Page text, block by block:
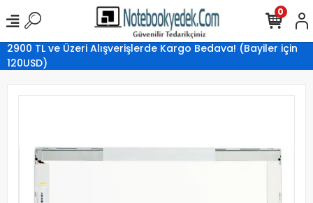
2900 TL ve Üzeri Alışverişlerde Kargo Bedava! (Bayiler için
120USD)
0